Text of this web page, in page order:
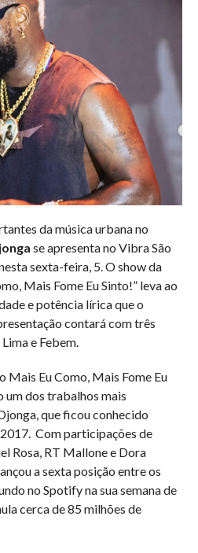
da música urbana no
se apresenta no Vibra São
sexta-feira, 5. O show da
Mais Fome Eu Sinto!” leva ao
e potência lírica que o
contará com três
e Febem.
Mais Eu Como, Mais Fome Eu
um dos trabalhos mais
que ficou conhecido
Com participações de
Rosa, RT Mallone e Dora
a sexta posição entre os
no Spotify na sua semana de
cerca de 85 milhões de